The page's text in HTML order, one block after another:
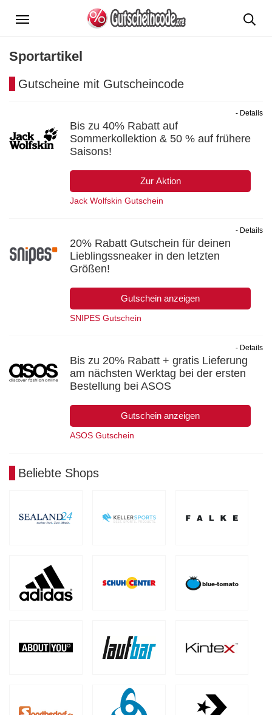
Menü
Sportartikel
Gutscheine mit Gutscheincode
Bis zu 40% Rabatt auf
Sommerkollektion & 50 % auf frühere
Saisons!
Zur Aktion
- Details
Jack Wolfskin Gutschein
20% Rabatt Gutschein für deinen
Lieblingssneaker in den letzten
Größen!
Gutschein anzeigen
- Details
SNIPES Gutschein
Bis zu 20% Rabatt + gratis Lieferung
am nächsten Werktag bei der ersten
Bestellung bei ASOS
Gutschein anzeigen
- Details
ASOS Gutschein
Beliebte Shops